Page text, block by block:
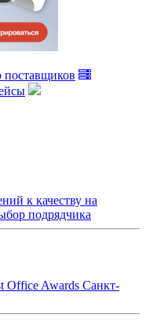
поставщиков
к качеству на
подрядчика
Office Awards Санкт-